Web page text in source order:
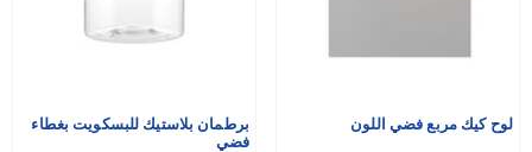
لوح كيك مربع فضي اللون
برطمان بلاستيك للبسكويت بغطاء
فضي